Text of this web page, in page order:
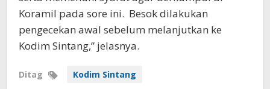
Koramil pada sore ini. Besok dilakukan
pengecekan awal sebelum melanjutkan ke
Kodim Sintang,” jelasnya.
Ditag Kodim Sintang